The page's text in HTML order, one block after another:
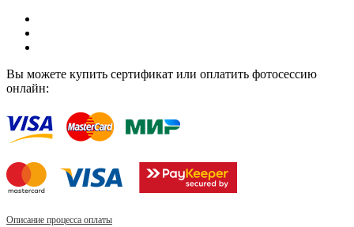
Вы можете купить сертификат или оплатить фотосессию
онлайн:
Описание процесса оплаты